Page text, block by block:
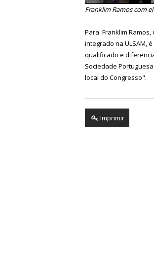
Franklim Ramos com
Para Franklim
integrado na ULSAM,
qualificado e
Sociedade
local do Congresso".
Imprimir